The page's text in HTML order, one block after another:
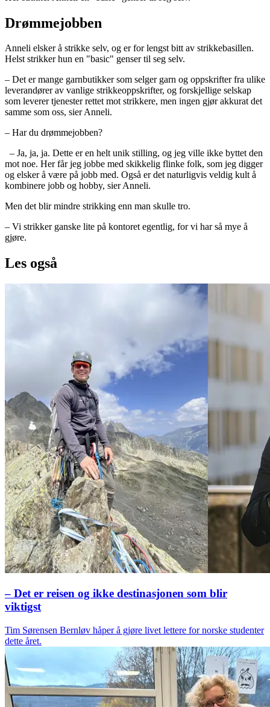
Drømmejobben
Anneli elsker å strikke selv, og er for lengst bitt av strikkebasillen.
Helst strikker hun en "basic" genser til seg selv.
– Det er mange garnbutikker som selger garn og oppskrifter fra ulike
leverandører av vanlige strikkeoppskrifter, og forskjellige selskap
som leverer tjenester rettet mot strikkere, men ingen gjør akkurat det
samme som oss, sier Anneli.
– Har du drømmejobben?
– Ja, ja, ja. Dette er en helt unik stilling, og jeg ville ikke byttet den
mot noe. Her får jeg jobbe med skikkelig flinke folk, som jeg digger
og elsker å være på jobb med. Også er det naturligvis veldig kult å
kombinere jobb og hobby, sier Anneli.
Men det blir mindre strikking enn man skulle tro.
– Vi strikker ganske lite på kontoret egentlig, for vi har så mye å
gjøre.
Les også
– Det er reisen og ikke destinasjonen som blir
viktigst
Tim Sørensen Bernløv håper å gjøre livet lettere for norske studenter
dette året.